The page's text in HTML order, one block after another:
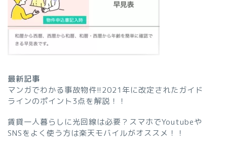
最新記事
マンガでわかる事故物件!!2021年に改定されたガイド
ラインのポイント3点を解説！！
賃貸一人暮らしに光回線は必要？スマホでYoutubeや
SNSをよく使う方は楽天モバイルがオススメ！！